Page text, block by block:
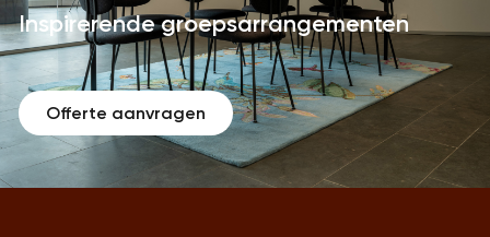
Inspirerende groepsarrangementen
Offerte aanvragen